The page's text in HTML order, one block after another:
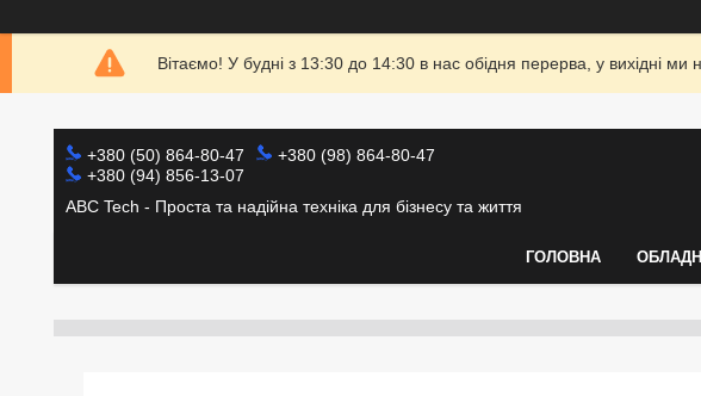
Вітаємо! У будні з 13:30 до 14:30 в нас обідня перерва, у вихідні
+380 (50) 864-80-47
+380 (98) 864-80-47
+380 (94) 856-13-07
ABC Tech - Проста та надійна техніка для бізнесу та життя
ГОЛОВНА